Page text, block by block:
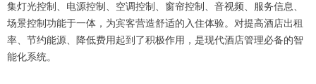
集灯光控制、电源控制、空调控制、窗帘控制、音视频、服务信息、
场景控制功能于一体，为宾客营造舒适的入住体验。对提高酒店出租
率、节约能源、降低费用起到了积极作用，是现代酒店管理必备的智
能化系统。